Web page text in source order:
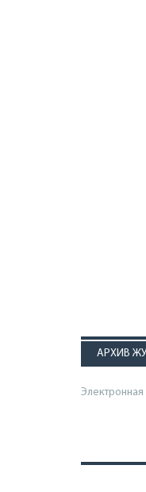
АРХИВ